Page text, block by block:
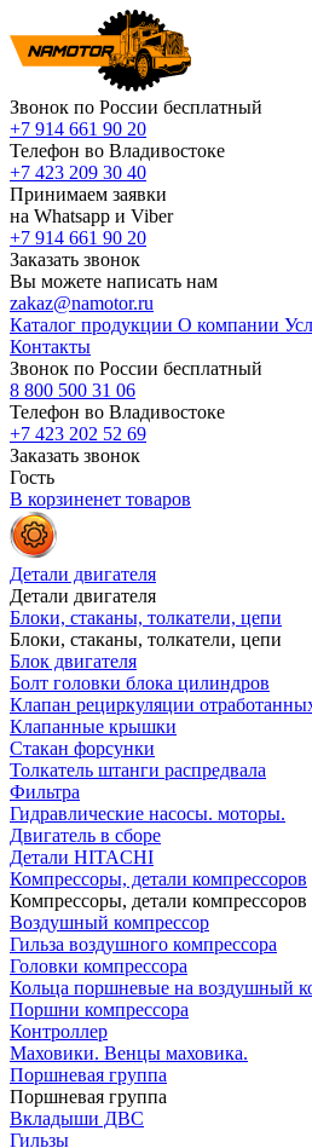
Звонок по России бесплатный
+7 914 661 90 20
Телефон во Владивостоке
+7 423 209 30 40
Принимаем заявки
на Whatsapp и Viber
+7 914 661 90 20
Заказать звонок
Вы можете написать нам
zakaz@namotor.ru
Каталог продукции О компании
Контакты
Звонок по России бесплатный
8 800 500 31 06
Телефон во Владивостоке
+7 423 202 52 69
Заказать звонок
Гость
В корзиненет товаров
Детали двигателя
Детали двигателя
Блоки, стаканы, толкатели, цепи
Блоки, стаканы, толкатели, цепи
Блок двигателя
Болт головки блока цилиндров
Клапан рециркуляции
Клапанные крышки
Стакан форсунки
Толкатель штанги распредвала
Фильтра
Гидравлические насосы. моторы.
Двигатель в сборе
Детали HITACHI
Компрессоры, детали компрессоров
Компрессоры, детали компрессоров
Воздушный компрессор
Гильза воздушного компрессора
Головки компрессора
Кольца поршневые на воздушный
Поршни компрессора
Контроллер
Маховики. Венцы маховика.
Поршневая группа
Поршневая группа
Вкладыши ДВС
Гильзы